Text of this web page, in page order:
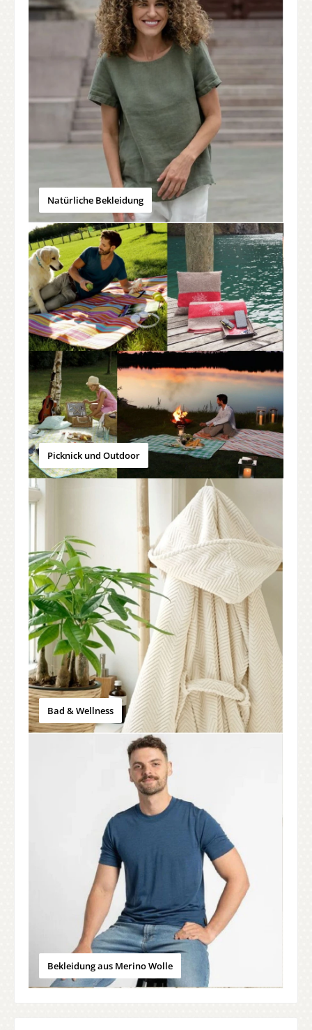
Natürliche Bekleidung
Picknick und Outdoor
Bad & Wellness
Bekleidung aus Merino Wolle